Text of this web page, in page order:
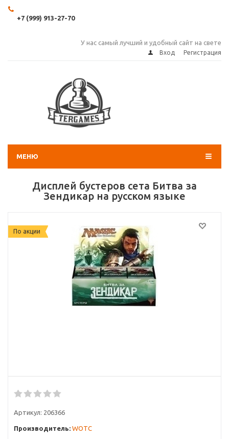
+7 (999) 913-27-70
У нас самый лучший и удобный сайт на свете
Вход Регистрация
МЕНЮ
Дисплей бустеров сета Битва за
Зендикар на русском языке
По акции
Артикул: 206366
Производитель: WOTC